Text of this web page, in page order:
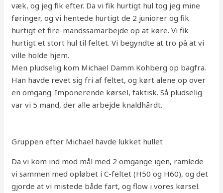
væk, og jeg fik efter. Da vi fik hurtigt hul tog jeg mine
føringer, og vi hentede hurtigt de 2 juniorer og fik
hurtigt et fire-mandssamarbejde op at køre. Vi fik
hurtigt et stort hul til feltet. Vi begyndte at tro på at vi
ville holde hjem.
Men pludselig kom Michael Damm Kohberg op bagfra.
Han havde revet sig fri af feltet, og kørt alene op over
en omgang. Imponerende kørsel, faktisk. Så pludselig
var vi 5 mand, der alle arbejde knaldhårdt.
Gruppen efter Michael havde lukket hullet
Da vi kom ind mod mål med 2 omgange igen, ramlede
vi sammen med opløbet i C-feltet (H50 og H60), og det
gjorde at vi mistede både fart, og flow i vores kørsel.